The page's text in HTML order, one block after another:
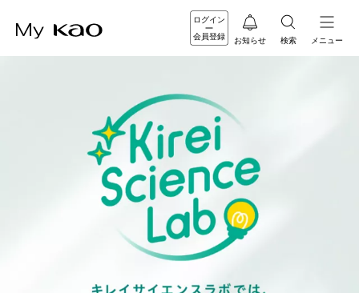
ログイン
会員登録
お知らせ 検索 メニュー